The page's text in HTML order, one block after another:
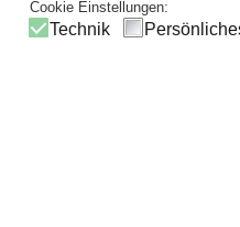
Cookie Einstellungen:
Technik